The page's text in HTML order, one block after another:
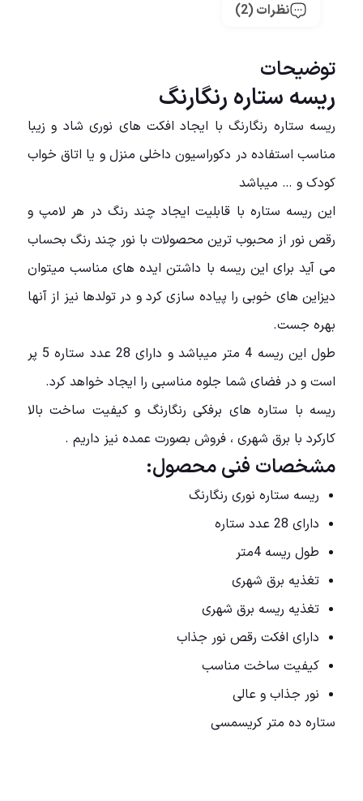
نظرات (2)
توضیحات
ریسه ستاره رنگارنگ
ریسه ستاره رنگارنگ با ایجاد افکت های نوری شاد و زیبا
مناسب استفاده در دکوراسیون داخلی منزل و یا اتاق خواب
کودک و … میباشد
این ریسه ستاره با قابلیت ایجاد چند رنگ در هر لامپ و
رقص نور از محبوب ترین محصولات با نور چند رنگ بحساب
می آید برای این ریسه با داشتن ایده های مناسب میتوان
دیزاین های خوبی را پیاده سازی کرد و در تولدها نیز از آنها
بهره جست.
طول این ریسه 4 متر میباشد و دارای 28 عدد ستاره 5 پر
است و در فضای شما جلوه مناسبی را ایجاد خواهد کرد.
ریسه با ستاره های برفکی رنگارنگ و کیفیت ساخت بالا
کارکرد با برق شهری ، فروش بصورت عمده نیز داریم .
مشخصات فنی محصول:
ریسه ستاره نوری رنگارنگ
دارای 28 عدد ستاره
طول ریسه 4متر
تغذیه برق شهری
تغذیه ریسه برق شهری
دارای افکت رقص نور جذاب
کیفیت ساخت مناسب
نور جذاب و عالی
ستاره ده متر کریسمسی